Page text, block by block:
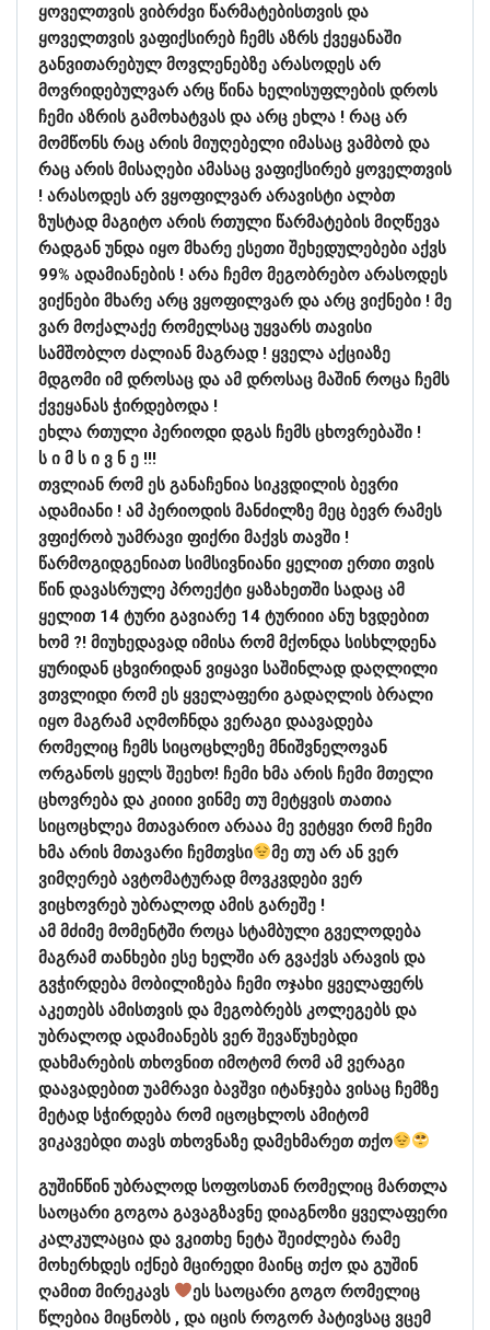
ყოველთვის ვიბრძვი წარმატებისთვის და
ყოველთვის ვაფიქსირებ ჩემს აზრს ქვეყანაში
განვითარებულ მოვლენებზე არასოდეს არ
მოვრიდებულვარ არც წინა ხელისუფლების დროს
ჩემი აზრის გამოხატვას და არც ეხლა ! რაც არ
მომწონს რაც არის მიუღებელი იმასაც ვამბობ და
რაც არის მისაღები ამასაც ვაფიქსირებ ყოველთვის
! არასოდეს არ ვყოფილვარ არავისტი ალბთ
ზუსტად მაგიტო არის რთული წარმატების მიღწევა
რადგან უნდა იყო მხარე ესეთი შეხედულებები აქვს
99% ადამიანების ! არა ჩემო მეგობრებო არასოდეს
ვიქნები მხარე არც ვყოფილვარ და არც ვიქნები ! მე
ვარ მოქალაქე რომელსაც უყვარს თავისი
სამშობლო ძალიან მაგრად ! ყველა აქციაზე
მდგომი იმ დროსაც და ამ დროსაც მაშინ როცა ჩემს
ქვეყანას ჭირდებოდა !
ეხლა რთული პერიოდი დგას ჩემს ცხოვრებაში !
ს ი მ ს ი ვ ნ ე !!!
თვლიან რომ ეს განაჩენია სიკვდილის ბევრი
ადამიანი ! ამ პერიოდის მანძილზე მეც ბევრ რამეს
ვფიქრობ უამრავი ფიქრი მაქვს თავში !
წარმოგიდგენიათ სიმსივნიანი ყელით ერთი თვის
წინ დავასრულე პროექტი ყაზახეთში სადაც ამ
ყელით 14 ტური გავიარე 14 ტურიიი ანუ ხვდებით
ხომ ?! მიუხედავად იმისა რომ მქონდა სისხლდენა
ყურიდან ცხვირიდან ვიყავი საშინლად დაღლილი
ვთვლიდი რომ ეს ყველაფერი გადაღლის ბრალი
იყო მაგრამ აღმოჩნდა ვერაგი დაავადება
რომელიც ჩემს სიცოცხლეზე მნიშვნელოვან
ორგანოს ყელს შეეხო! ჩემი ხმა არის ჩემი მთელი
ცხოვრება და კიიიი ვინმე თუ მეტყვის თათია
სიცოცხლეა მთავარიო არააა მე ვეტყვი რომ ჩემი
ხმა არის მთავარი ჩემთვსი
მე თუ არ ან ვერ
ვიმღერებ ავტომატურად მოვკვდები ვერ
ვიცხოვრებ უბრალოდ ამის გარეშე !
ამ მძიმე მომენტში როცა სტამბული გველოდება
მაგრამ თანხები ესე ხელში არ გვაქვს არავის და
გვჭირდება მობილიზება ჩემი ოჯახი ყველაფერს
აკეთებს ამისთვის და მეგობრებს კოლეგებს და
უბრალოდ ადამიანებს ვერ შევაწუხებდი
დახმარების თხოვნით იმოტომ რომ ამ ვერაგი
დაავადებით უამრავი ბავშვი იტანჯება ვისაც ჩემზე
მეტად სჭირდება რომ იცოცხლოს ამიტომ
ვიკავებდი თავს თხოვნაზე დამეხმარეთ თქო
გუშინწინ უბრალოდ სოფოსთან რომელიც მართლა
საოცარი გოგოა გავაგზავნე დიაგნოზი ყველაფერი
კალკულაცია და ვკითხე ნეტა შეიძლება რამე
მოხერხდეს იქნებ მცირედი მაინც თქო და გუშინ
ღამით მირეკავს
ეს საოცარი გოგო რომელიც
წლებია მიცნობს , და იცის როგორ პატივსაც ვცემ